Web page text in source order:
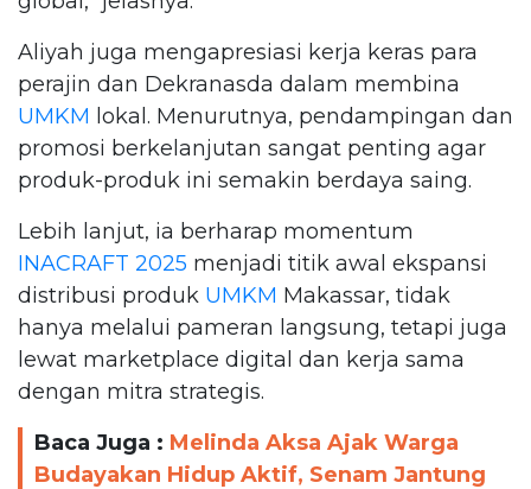
Aliyah juga mengapresiasi kerja keras para
perajin dan Dekranasda dalam membina
UMKM lokal. Menurutnya, pendampingan dan
promosi berkelanjutan sangat penting agar
produk-produk ini semakin berdaya saing.
Lebih lanjut, ia berharap momentum
INACRAFT 2025 menjadi titik awal ekspansi
distribusi produk UMKM Makassar, tidak
hanya melalui pameran langsung, tetapi juga
lewat marketplace digital dan kerja sama
dengan mitra strategis.
Baca Juga : Melinda Aksa Ajak Warga
Budayakan Hidup Aktif, Senam Jantung